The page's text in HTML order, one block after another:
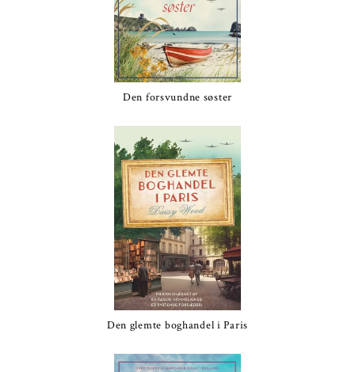
Den forsvundne søster
Den glemte boghandel i Paris